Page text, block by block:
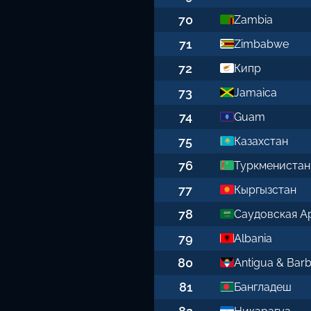
70 Zambia
71 Zimbabwe
72 Кипр
73 Jamaica
74 Guam
75 Казахстан
76 Туркменистан
77 Кыргызстан
78 Саудовская
79 Albania
80 Antigua &
81 Бангладеш